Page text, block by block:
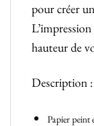
pour créer
hauteur de
Description :
Papier peint